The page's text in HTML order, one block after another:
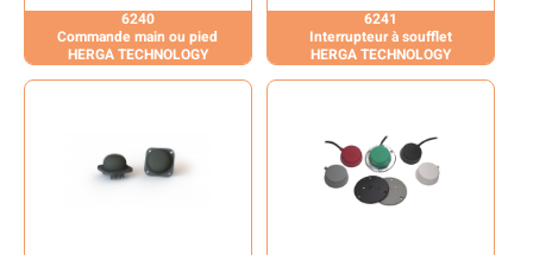
6240
Commande main ou pied
HERGA TECHNOLOGY
6241
Interrupteur à soufflet
HERGA TECHNOLOGY